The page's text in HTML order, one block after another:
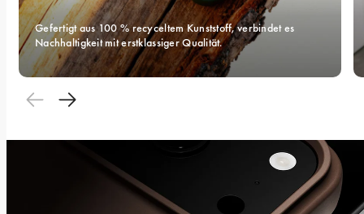
Gefertigt aus 100 % recyceltem Kunststoff, verbindet es
Nachhaltigkeit mit erstklassiger Qualität.